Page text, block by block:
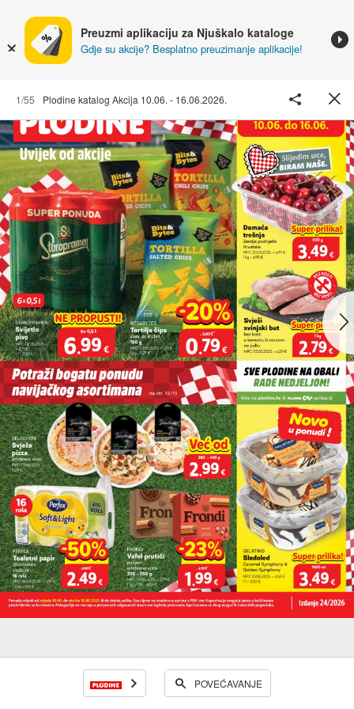
Preuzmi aplikaciju za Njuškalo kataloge
Gdje su akcije? Besplatno preuzimanje aplikacije!
1/55 Plodine katalog Akcija 10.06. - 16.06.2026.
POVEĆAVANJE